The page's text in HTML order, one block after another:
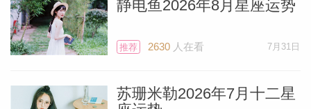
冥王星形成的华丽相位，它发生在6月2日
暗示着会有非常不错的财运消息到来。会有
朋友为你发声，或者帮助你带来一个收入不
的某个俱乐部或组织会变得非常有用。有正
静电鱼2026年8月星座运势
推荐 2630人在看 7月31日
苏珊米勒2026年7月十二星